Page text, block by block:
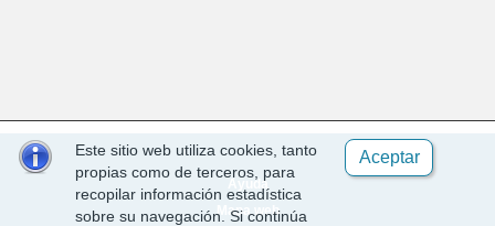
Aceptar
Este sitio web utiliza cookies, tanto
propias como de terceros, para
recopilar información estadística
sobre su navegación. Si continúa
Ayuda
Mapa web